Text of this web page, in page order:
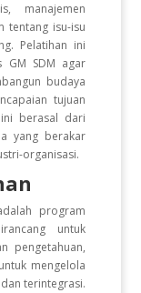
manajemen
tentang isu-isu
Pelatihan ini
GM SDM agar
budaya
tujuan
berasal dari
yang berakar
organisasi.
program
untuk
pengetahuan,
mengelola
terintegrasi.